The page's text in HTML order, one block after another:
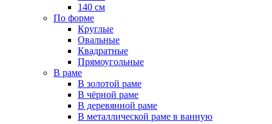
140 см
По форме
Круглые
Овальные
Квадратные
Прямоугольные
В раме
В золотой раме
В чёрной раме
В деревянной раме
В металлической раме в ванную